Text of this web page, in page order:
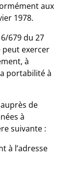
aux
1978.
679 du 27
peut exercer
à
portabilité à
de
à
suivante :
à l’adresse